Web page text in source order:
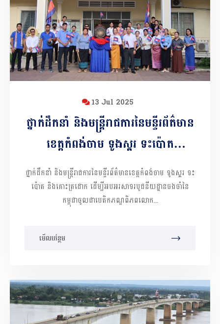
13 Jul 2025
ថ្នាក់ដឹកនាំ និងមន្រ្តីរាជការនៃមន្ទីរព័ត៌មាន
ខេត្តកំពង់ចាម ទូងស្គរ ទះប៉ោត
និងគោះត្រដោក ដើម្បីអបអរសាទរ
បូជនីយដ្ឋានចងចាំនៃកម្ពុជាចូលជា
បេតិកភណ្ឌពិភពលោក
ថ្នាក់ដឹកនាំ និងមន្រ្តីរាជការនៃមន្ទីរព័ត៌មានខេត្តកំពង់ចាម ទូងស្គរ ទះ
ប៉ោត និងគោះត្រដោក ដើម្បីអបអរសាទរបូជនីយដ្ឋានចងចាំនៃ
កម្ពុជាចូលជាបេតិកភណ្ឌពិភពលោក...
មើលបន្ថែម